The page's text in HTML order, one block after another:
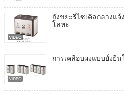
ถังขยะรีไซเคิลกลางแ
โลหะ
การเคลือบผงแบบยั่งยื